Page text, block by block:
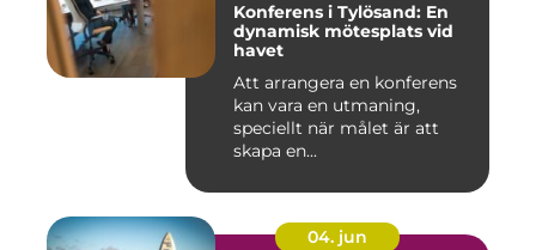
Konferens i Tylösand: En
dynamisk mötesplats vid
havet
Att arrangera en konferens
kan vara en utmaning,
speciellt när målet är att
skapa en...
04. jun